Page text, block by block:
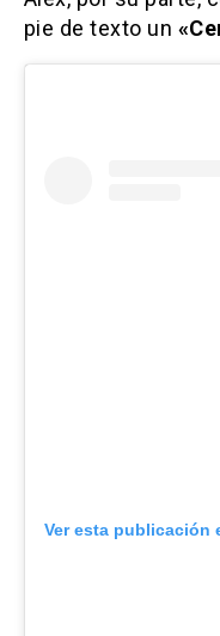
pie de texto un
Ver esta publicación